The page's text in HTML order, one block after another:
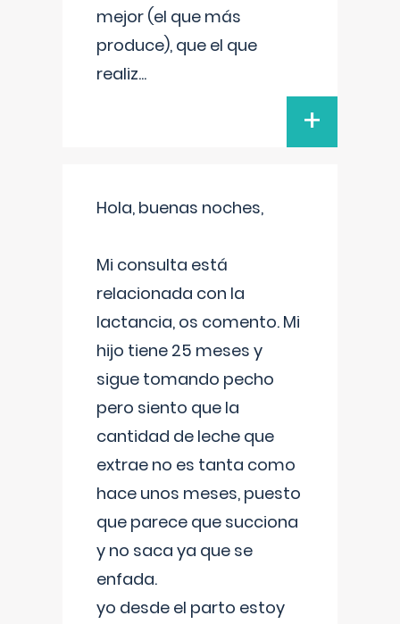
mejor (el que más
produce), que el que
realiz...
+
Hola, buenas noches,
Mi consulta está
relacionada con la
lactancia, os comento. Mi
hijo tiene 25 meses y
sigue tomando pecho
pero siento que la
cantidad de leche que
extrae no es tanta como
hace unos meses, puesto
que parece que succiona
y no saca ya que se
enfada.
yo desde el parto estoy